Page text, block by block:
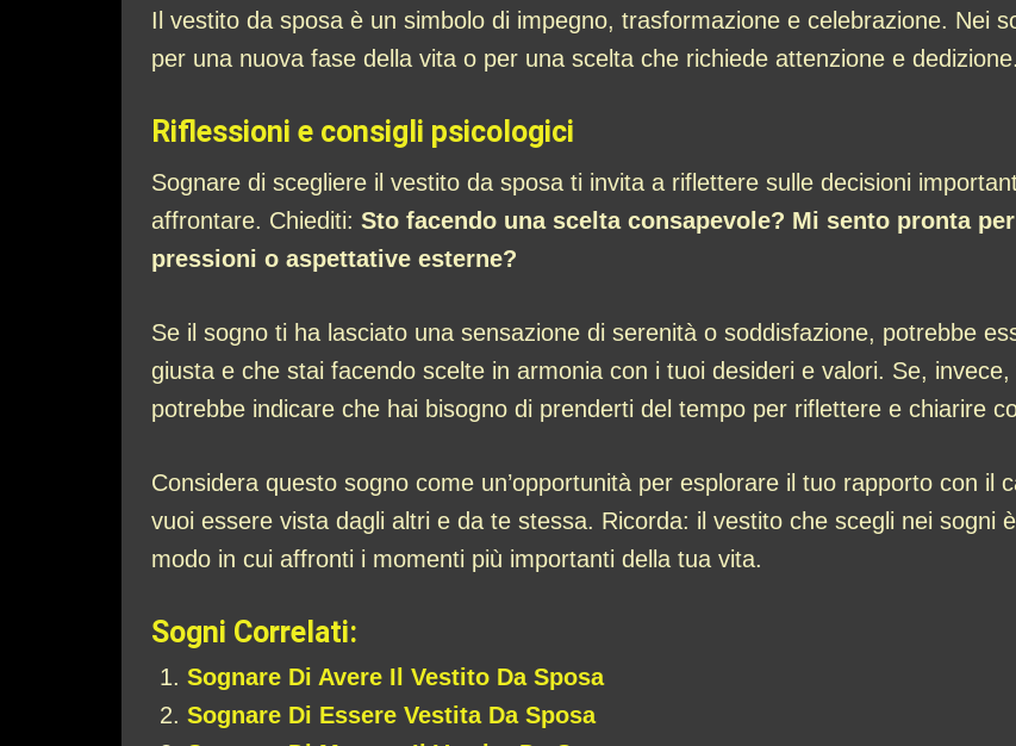
Il vestito da sposa è un simbolo di impegno, trasformazione e celebrazione. Nei
per una nuova fase della vita o per una scelta che richiede attenzione e dedizione.
Riflessioni e consigli psicologici
Sognare di scegliere il vestito da sposa ti invita a riflettere sulle decisioni
affrontare. Chiediti: Sto facendo una scelta consapevole? Mi sento pronta
pressioni o aspettative esterne?
Se il sogno ti ha lasciato una sensazione di serenità o soddisfazione, potrebbe
giusta e che stai facendo scelte in armonia con i tuoi desideri e valori. Se,
potrebbe indicare che hai bisogno di prenderti del tempo per riflettere e chiarire
Considera questo sogno come un’opportunità per esplorare il tuo rapporto con il
vuoi essere vista dagli altri e da te stessa. Ricorda: il vestito che scegli nei sogni
modo in cui affronti i momenti più importanti della tua vita.
Sogni Correlati:
Sognare Di Avere Il Vestito Da Sposa
Sognare Di Essere Vestita Da Sposa